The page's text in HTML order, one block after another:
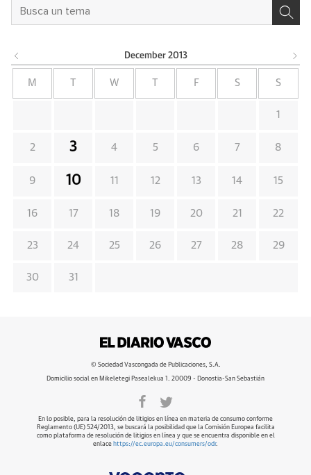
December 2013
M W F S S
1
2 3 4 5 6 7 8
9 10 11 12 13 14 15
16 17 18 19 20 21 22
23 24 25 26 27 28 29
30 31
© Sociedad Vascongada de Publicaciones, S.A.
Domicilio social en Mikeletegi Pasealekua 1. 20009 - Donostia-San Sebastián
En lo posible, para la resolución de litigios en línea en materia de consumo conforme
Reglamento (UE) 524/2013, se buscará la posibilidad que la Comisión Europea facilita
como plataforma de resolución de litigios en línea y que se encuentra disponible en el
enlace https://ec.europa.eu/consumers/odr.